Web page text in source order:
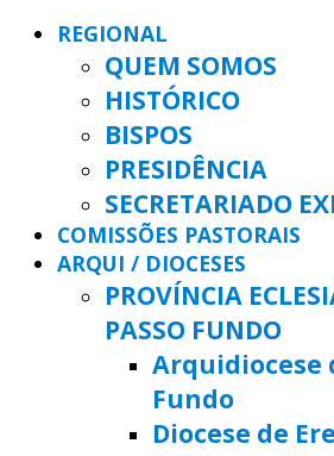
REGIONAL
QUEM SOMOS
HISTÓRICO
BISPOS
PRESIDÊNCIA
SECRETARIADO
COMISSÕES PASTORAIS
ARQUI / DIOCESES
PROVÍNCIA
PASSO FUNDO
Arquidiocese
Fundo
Diocese de